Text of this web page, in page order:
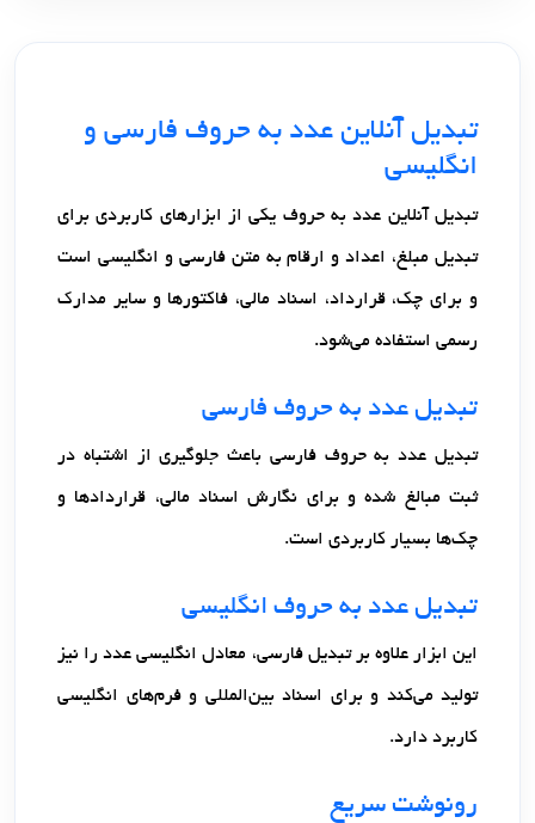
تبدیل آنلاین عدد به حروف فارسی و
انگلیسی
تبدیل آنلاین عدد به حروف یکی از ابزارهای کاربردی برای
تبدیل مبلغ، اعداد و ارقام به متن فارسی و انگلیسی است
و برای چک، قرارداد، اسناد مالی، فاکتورها و سایر مدارک
رسمی استفاده می‌شود.
تبدیل عدد به حروف فارسی
تبدیل عدد به حروف فارسی باعث جلوگیری از اشتباه در
ثبت مبالغ شده و برای نگارش اسناد مالی، قراردادها و
چک‌ها بسیار کاربردی است.
تبدیل عدد به حروف انگلیسی
این ابزار علاوه بر تبدیل فارسی، معادل انگلیسی عدد را نیز
تولید می‌کند و برای اسناد بین‌المللی و فرم‌های انگلیسی
کاربرد دارد.
رونوشت سریع